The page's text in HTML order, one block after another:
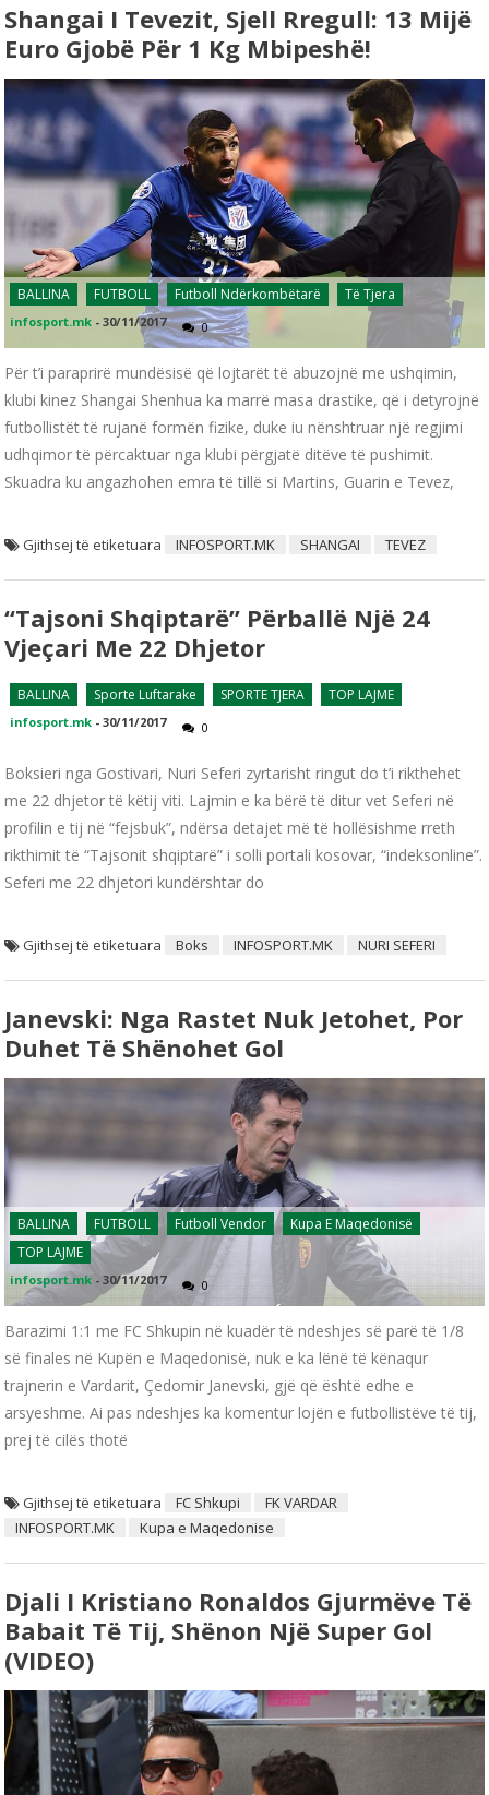
Shangai I Tevezit, Sjell Rregull: 13 Mijë
Euro Gjobë Për 1 Kg Mbipeshë!
BALLINA FUTBOLL Futboll Ndërkombëtarë Të Tjera
infosport.mk -30/11/2017 0
Për t’i paraprirë mundësisë që lojtarët të abuzojnë me ushqimin,
klubi kinez Shangai Shenhua ka marrë masa drastike, që i detyrojnë
futbollistët të rujanë formën fizike, duke iu nënshtruar një regjimi
udhqimor të përcaktuar nga klubi përgjatë ditëve të pushimit.
Skuadra ku angazhohen emra të tillë si Martins, Guarin e Tevez,
Gjithsej të etiketuara INFOSPORT.MK SHANGAI TEVEZ
“Tajsoni Shqiptarë” Përballë Një 24
Vjeçari Me 22 Dhjetor
BALLINA Sporte Luftarake SPORTE TJERA TOP LAJME
infosport.mk -30/11/2017 0
Boksieri nga Gostivari, Nuri Seferi zyrtarisht ringut do t’i rikthehet
me 22 dhjetor të këtij viti. Lajmin e ka bërë të ditur vet Seferi në
profilin e tij në “fejsbuk”, ndërsa detajet më të hollësishme rreth
rikthimit të “Tajsonit shqiptarë” i solli portali kosovar, “indeksonline”.
Seferi me 22 dhjetori kundërshtar do
Gjithsej të etiketuara Boks INFOSPORT.MK NURI SEFERI
Janevski: Nga Rastet Nuk Jetohet, Por
Duhet Të Shënohet Gol
BALLINA FUTBOLL Futboll Vendor
Kupa E Maqedonisë
TOP LAJME
infosport.mk -30/11/2017 0
Barazimi 1:1 me FC Shkupin në kuadër të ndeshjes së parë të 1/8
së finales në Kupën e Maqedonisë, nuk e ka lënë të kënaqur
trajnerin e Vardarit, Çedomir Janevski, gjë që është edhe e
arsyeshme. Ai pas ndeshjes ka komentur lojën e futbollistëve të tij,
prej të cilës thotë
Gjithsej të etiketuara FC Shkupi
FK VARDAR
INFOSPORT.MK
Kupa e Maqedonise
Djali I Kristiano Ronaldos Gjurmëve Të
Babait Të Tij, Shënon Një Super Gol
(VIDEO)